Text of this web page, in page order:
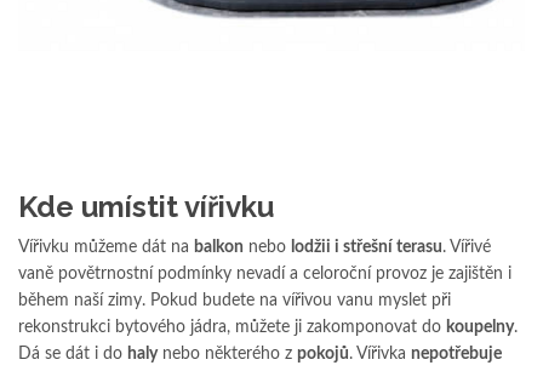
Kde umístit vířivku
Vířivku můžeme dát na balkon nebo lodžii i střešní terasu. Vířivé
vaně povětrnostní podmínky nevadí a celoroční provoz je zajištěn i
během naší zimy. Pokud budete na vířivou vanu myslet při
rekonstrukci bytového jádra, můžete ji zakomponovat do koupelny.
Dá se dát i do halynebo některého z pokojů. Vířivka nepotřebuje